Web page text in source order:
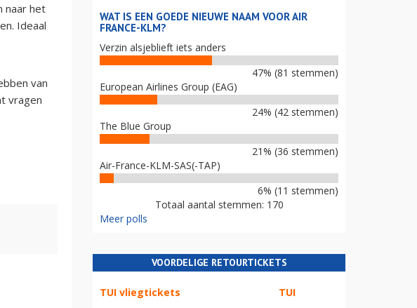
naar het
Ideaal
van
vragen
WAT IS EEN GOEDE NIEUWE NAAM VOOR AIR
FRANCE-KLM?
Verzin alsjeblieft iets anders
47% (81 stemmen)
European Airlines Group (EAG)
24% (42 stemmen)
The Blue Group
21% (36 stemmen)
Air-France-KLM-SAS(-TAP)
6% (11 stemmen)
Totaal aantal stemmen: 170
Meer polls
VOORDELIGE RETOURTICKETS
TUI vliegtickets TUI